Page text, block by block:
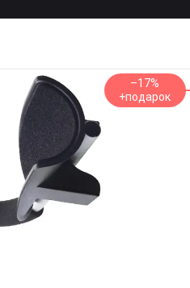
–17%